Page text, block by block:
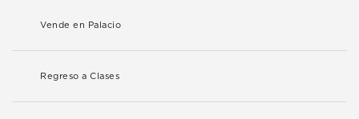
Vende en Palacio
Regreso a Clases